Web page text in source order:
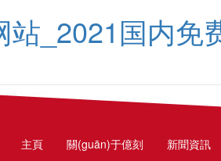
_2021国内
主頁 關(guān)于億刻 新聞資訊